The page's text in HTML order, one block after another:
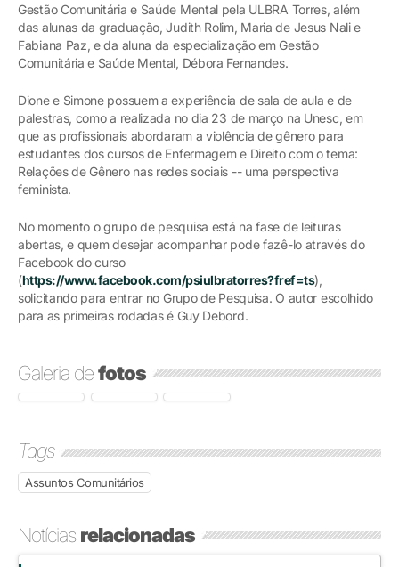
Gestão Comunitária e Saúde Mental pela ULBRA Torres, além
das alunas da graduação, Judith Rolim, Maria de Jesus Nali e
Fabiana Paz, e da aluna da especialização em Gestão
Comunitária e Saúde Mental, Débora Fernandes.
Dione e Simone possuem a experiência de sala de aula e de
palestras, como a realizada no dia 23 de março na Unesc, em
que as profissionais abordaram a violência de gênero para
estudantes dos cursos de Enfermagem e Direito com o tema:
Relações de Gênero nas redes sociais -- uma perspectiva
feminista.
No momento o grupo de pesquisa está na fase de leituras
abertas, e quem desejar acompanhar pode fazê-lo através do
Facebook do curso
(https://www.facebook.com/psiulbratorres?fref=ts),
solicitando para entrar no Grupo de Pesquisa. O autor escolhido
para as primeiras rodadas é Guy Debord.
Galeria defotos
Tags
Assuntos Comunitários
Notíciasrelacionadas